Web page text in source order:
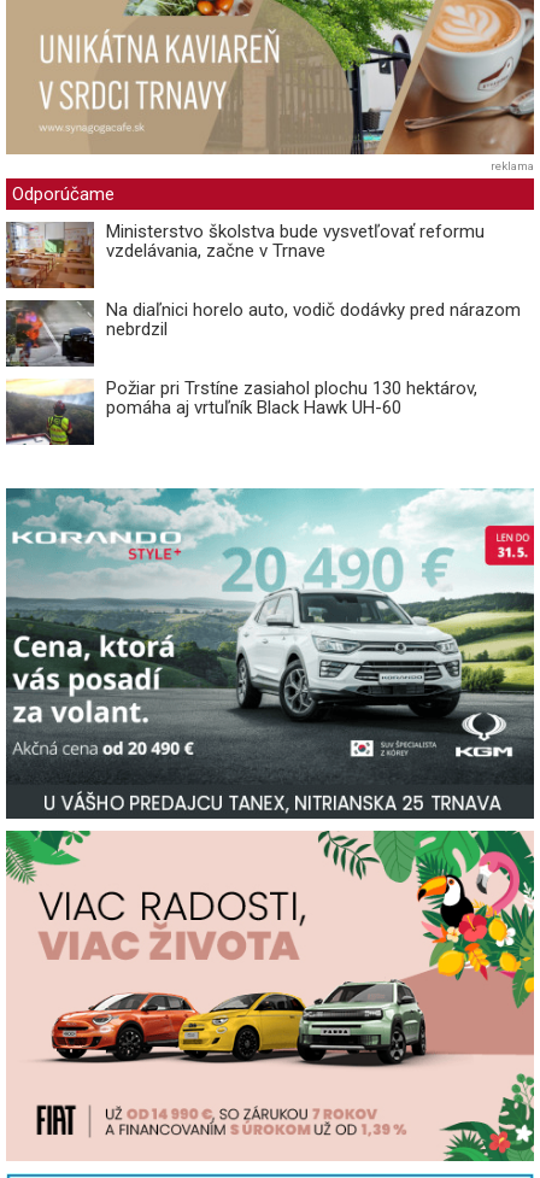
reklama
Odporúčame
Ministerstvo školstva bude vysvetľovať reformu
vzdelávania, začne v Trnave
Na diaľnici horelo auto, vodič dodávky pred nárazom
nebrdzil
Požiar pri Trstíne zasiahol plochu 130 hektárov,
pomáha aj vrtuľník Black Hawk UH-60